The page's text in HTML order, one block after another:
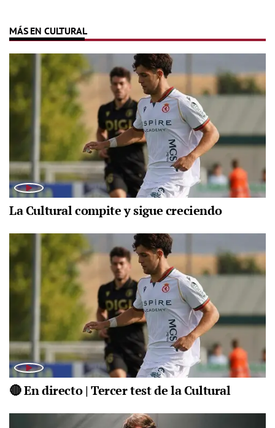
MÁS EN CULTURAL
La Cultural compite y sigue creciendo
🔴 En directo | Tercer test de la Cultural